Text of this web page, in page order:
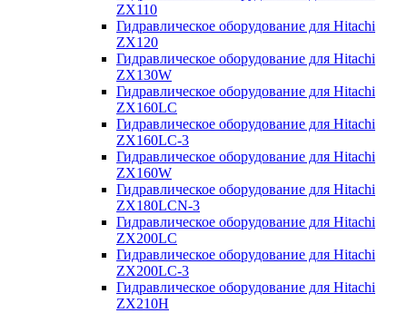
ZX110
Гидравлическое оборудование для Hitachi
ZX120
Гидравлическое оборудование для Hitachi
ZX130W
Гидравлическое оборудование для Hitachi
ZX160LC
Гидравлическое оборудование для Hitachi
ZX160LC-3
Гидравлическое оборудование для Hitachi
ZX160W
Гидравлическое оборудование для Hitachi
ZX180LCN-3
Гидравлическое оборудование для Hitachi
ZX200LC
Гидравлическое оборудование для Hitachi
ZX200LC-3
Гидравлическое оборудование для Hitachi
ZX210H